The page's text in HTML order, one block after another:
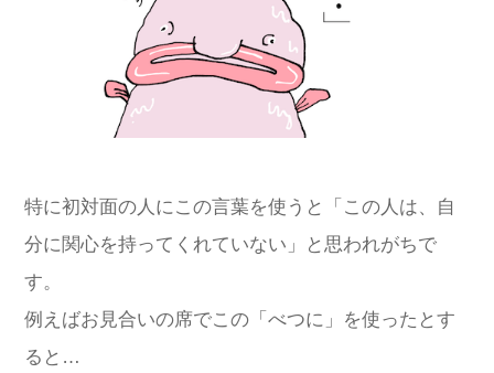
特に初対面の人にこの言葉を使うと「この人は、自
分に関心を持ってくれていない」と思われがちで
す。
例えばお見合いの席でこの「べつに」を使ったとす
ると…